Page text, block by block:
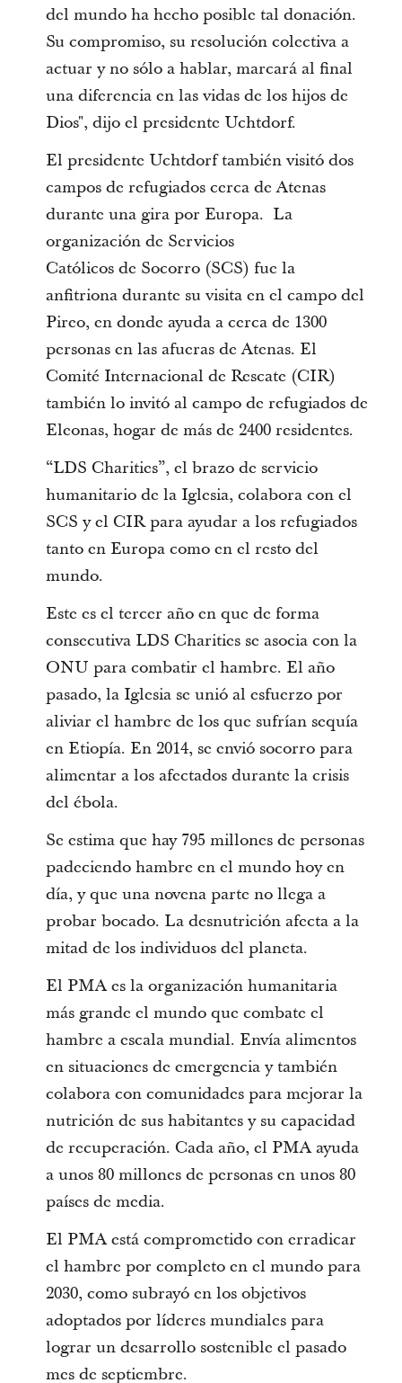
del mundo ha hecho posible tal donación.
Su compromiso, su resolución colectiva a
actuar y no sólo a hablar, marcará al final
una diferencia en las vidas de los hijos de
Dios", dijo el presidente Uchtdorf.
El presidente Uchtdorf también visitó dos
campos de refugiados cerca de Atenas
durante una gira por Europa. La
organización de Servicios
Católicos de Socorro (SCS) fue la
anfitriona durante su visita en el campo del
Pireo, en donde ayuda a cerca de 1300
personas en las afueras de Atenas. El
Comité Internacional de Rescate (CIR)
también lo invitó al campo de refugiados de
Eleonas, hogar de más de 2400 residentes.
“LDS Charities”, el brazo de servicio
humanitario de la Iglesia, colabora con el
SCS y el CIR para ayudar a los refugiados
tanto en Europa como en el resto del
mundo.
Este es el tercer año en que de forma
consecutiva LDS Charities se asocia con la
ONU para combatir el hambre. El año
pasado, la Iglesia se unió al esfuerzo por
aliviar el hambre de los que sufrían sequía
en Etiopía. En 2014, se envió socorro para
alimentar a los afectados durante la crisis
del ébola.
Se estima que hay 795 millones de personas
padeciendo hambre en el mundo hoy en
día, y que una novena parte no llega a
probar bocado. La desnutrición afecta a la
mitad de los individuos del planeta.
El PMA es la organización humanitaria
más grande el mundo que combate el
hambre a escala mundial. Envía alimentos
en situaciones de emergencia y también
colabora con comunidades para mejorar la
nutrición de sus habitantes y su capacidad
de recuperación. Cada año, el PMA ayuda
a unos 80 millones de personas en unos 80
países de media.
El PMA está comprometido con erradicar
el hambre por completo en el mundo para
2030, como subrayó en los objetivos
adoptados por líderes mundiales para
lograr un desarrollo sostenible el pasado
mes de septiembre.